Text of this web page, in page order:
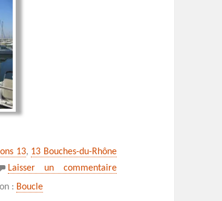
13, 13 Bouches-du-Rhône
Laisser un commentairesur ** Le chemin des
: Boucle